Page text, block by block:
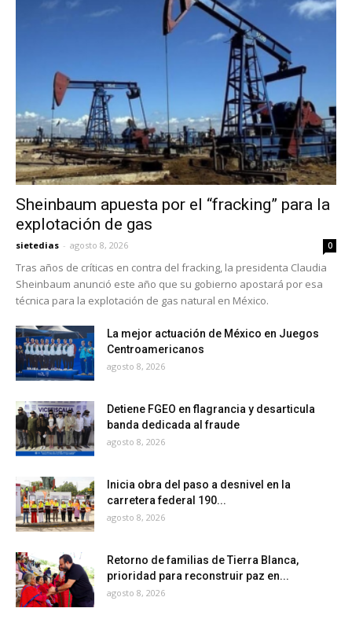
Sheinbaum apuesta por el “fracking” para la
explotación de gas
sietedias - agosto 8, 2026 0
Tras años de críticas en contra del fracking, la presidenta Claudia
Sheinbaum anunció este año que su gobierno apostará por esa
técnica para la explotación de gas natural en México.
La mejor actuación de México en Juegos
Centroamericanos
agosto 8, 2026
Detiene FGEO en flagrancia y desarticula
banda dedicada al fraude
agosto 8, 2026
Inicia obra del paso a desnivel en la
carretera federal 190...
agosto 8, 2026
Retorno de familias de Tierra Blanca,
prioridad para reconstruir paz en...
agosto 8, 2026